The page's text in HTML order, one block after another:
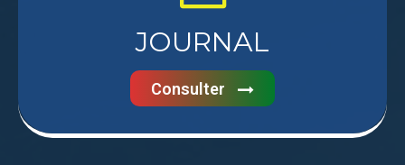
JOURNAL
Consulter